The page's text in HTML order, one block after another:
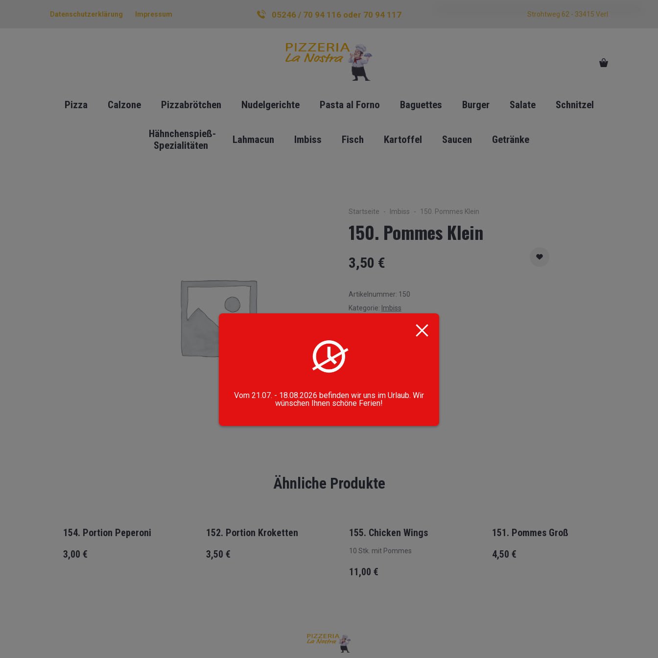
Datenschutzerklärung Impressum 05246 / 70 94 116 oder 70 94 117 Strohtweg 62 - 33415 Verl
Pizza Calzone Pizzabrötchen Nudelgerichte Pasta al Forno Baguettes Burger Salate Schnitzel
Hähnchenspieß-
Spezialitäten
Lahmacun Imbiss Fisch Kartoffel Saucen Getränke
Startseite Imbiss 150. Pommes Klein
150. Pommes Klein
3,50 €
Artikelnummer: 150
Kategorie: Imbiss
Ähnliche Produkte
154. Portion Peperoni
3,00 €
152. Portion Kroketten
3,50 €
155. Chicken Wings
10 Stk. mit Pommes
11,00 €
151. Pommes Groß
4,50 €
Vom 21.07. - 18.08.2026 befinden wir uns im Urlaub. Wir
wünschen Ihnen schöne Ferien!